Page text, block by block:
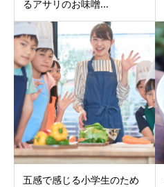
るアサリのお味噌...
五感で感じる小学生のため